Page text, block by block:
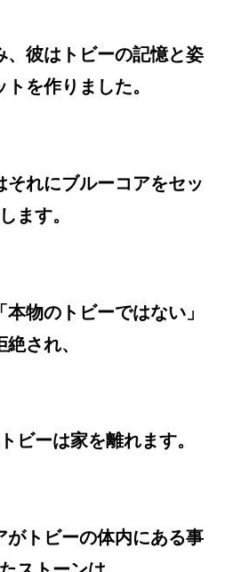
、彼はトビーの記憶と姿
を作りました。
それにブルーコアをセッ
します。
物のトビーではない」
絶され、
ビーは家を離れます。
がトビーの体内にある事